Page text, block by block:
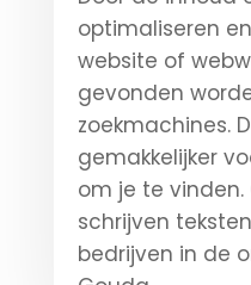
optimaliseren
website of
gevonden
zoekmachines.
gemakkelijker
om je te vinden.
schrijven
bedrijven in de